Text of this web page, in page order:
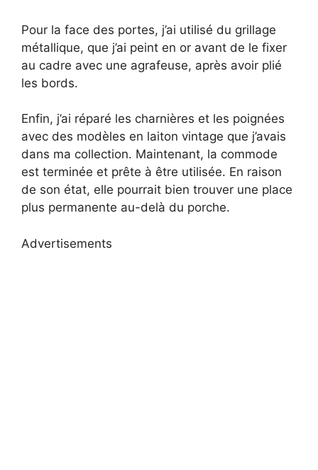
Pour la face des portes, j’ai utilisé du grillage
métallique, que j’ai peint en or avant de le fixer
au cadre avec une agrafeuse, après avoir plié
les bords.
Enfin, j’ai réparé les charnières et les poignées
avec des modèles en laiton vintage que j’avais
dans ma collection. Maintenant, la commode
est terminée et prête à être utilisée. En raison
de son état, elle pourrait bien trouver une place
plus permanente au-delà du porche.
Advertisements